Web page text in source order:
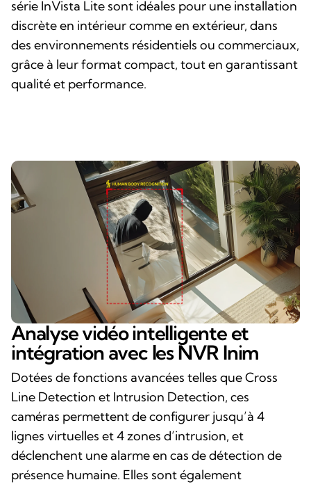
série InVista Lite sont idéales pour une installation
discrète en intérieur comme en extérieur, dans
des environnements résidentiels ou commerciaux,
grâce à leur format compact, tout en garantissant
qualité et performance.
Analyse vidéo intelligente et
intégration avec les NVR Inim
Dotées de fonctions avancées telles que Cross
Line Detection et Intrusion Detection, ces
caméras permettent de configurer jusqu’à 4
lignes virtuelles et 4 zones d’intrusion, et
déclenchent une alarme en cas de détection de
présence humaine. Elles sont également